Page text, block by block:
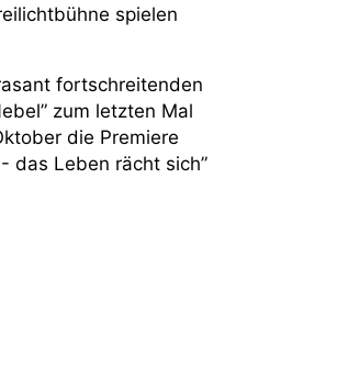
spielen
fortschreitenden
zum letzten Mal
die Premiere
das Leben rächt sich”